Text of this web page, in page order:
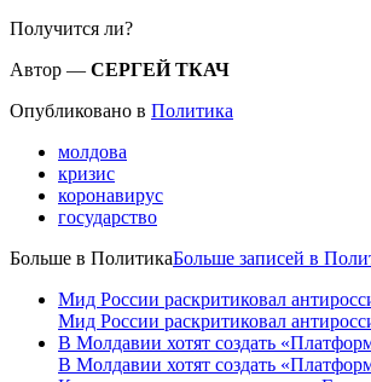
Получится ли?
Автор — СЕРГЕЙ ТКАЧ
Опубликовано в Политика
молдова
кризис
коронавирус
государство
Больше в ПолитикаБольше записей в
Мид России раскритиковал
Мид России раскритиковал
В Молдавии хотят создать
В Молдавии хотят создать